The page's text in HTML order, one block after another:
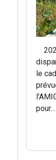
le
pour…